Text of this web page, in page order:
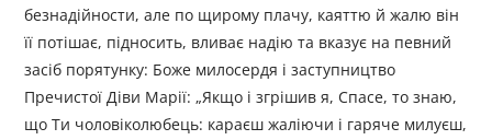
безнадійности, але по щирому плачу, каяттю й жалю він
її потішає, підносить, вливає надію та вказує на певний
засіб порятунку: Боже милосердя і заступництво
Пречистої Діви Марії: „Якщо і згрішив я, Спасе, то знаю,
що Ти чоловіколюбець: караєш жаліючи і гаряче милуєш,